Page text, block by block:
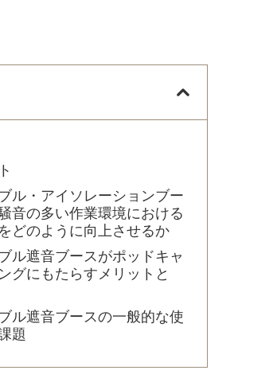
ル・アイソレーションブー
音の多い作業環境における
どのように向上させるか
ル遮音ブースがポッドキャ
グにもたらすメリットと
ル遮音ブースの一般的な使
題